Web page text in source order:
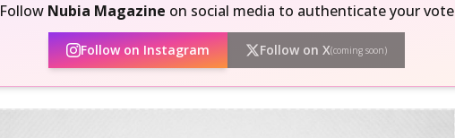
Follow Nubia Magazine on social media to authenticate your vote
Follow on Instagram Follow on X(coming soon)